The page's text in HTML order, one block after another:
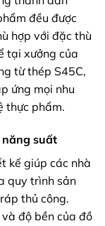
đều được
hợp với đặc thù
tại xưởng của
từ thép S45C,
ứng mọi nhu
thực phẩm.
năng suất
kế giúp các nhà
quy trình sản
thủ công.
độ bền của đồ